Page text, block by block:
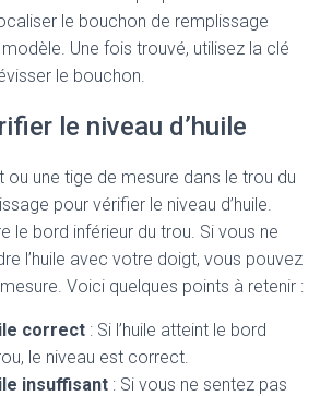
le bouchon de remplissage
Une fois trouvé, utilisez la clé
le bouchon.
le niveau d’huile
ou une tige de mesure dans le trou du
pour vérifier le niveau d’huile.
le bord inférieur du trou. Si vous ne
l’huile avec votre doigt, vous pouvez
Voici quelques points à retenir :
correct : Si l’huile atteint le bord
le niveau est correct.
insuffisant : Si vous ne sentez pas